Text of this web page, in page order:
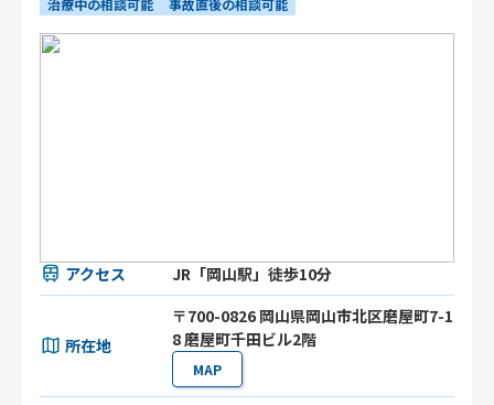
治療中の相談可能
事故直後の相談可能
アクセス JR「岡山駅」徒歩10分
所在地
〒700-0826 岡山県岡山市北区磨屋町7-1
8 磨屋町千田ビル2階
MAP